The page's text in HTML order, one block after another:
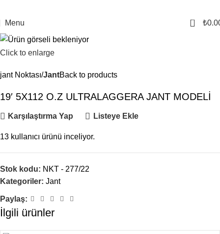
Menu 0 ₺
Click to enlarge
jant Noktası JantBack to products
19′ 5X112 O.Z ULTRALAGGERA JANT MODELİ
Karşılaştırma Yap Listeye Ekle
13 kullanıcı ürünü inceliyor.
Stok kodu: NKT - 277/22
Kategoriler: Jant
Paylaş:
İlgili ürünler